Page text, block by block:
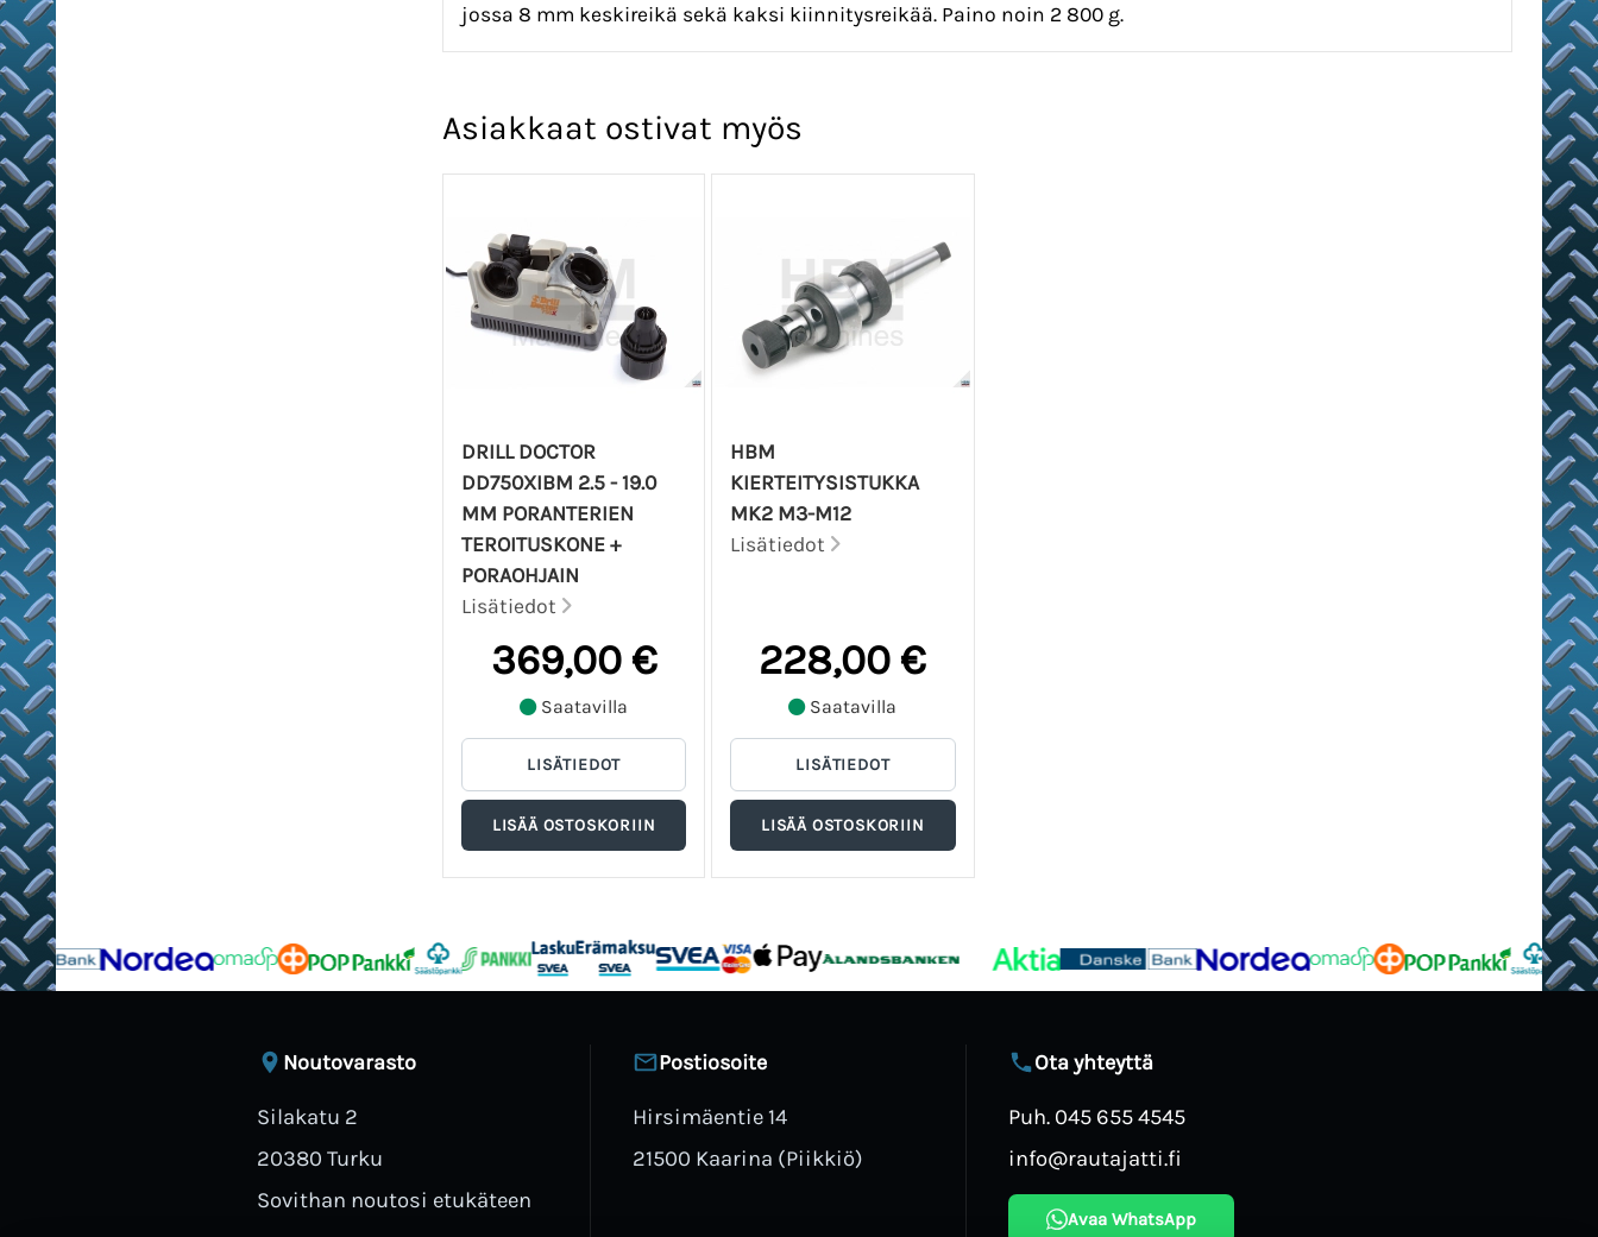
jossa 8 mm keskireikä sekä kaksi kiinnitysreikää. Paino noin 2 800 g.
Asiakkaat ostivat myös
DRILL DOCTOR
DD750XIBM 2.5 - 19.0
MM PORANTERIEN
TEROITUSKONE +
PORAOHJAIN
Lisätiedot
369,00 €
Saatavilla
HBM
KIERTEITYSISTUKKA
MK2 M3-M12
Lisätiedot
228,00 €
Saatavilla
Noutovarasto
Silakatu 2
20380 Turku
Sovithan noutosi etukäteen
Postiosoite
Hirsimäentie 14
21500 Kaarina (Piikkiö)
Ota yhteyttä
Puh. 045 655 4545
info@rautajatti.fi
Avaa WhatsApp